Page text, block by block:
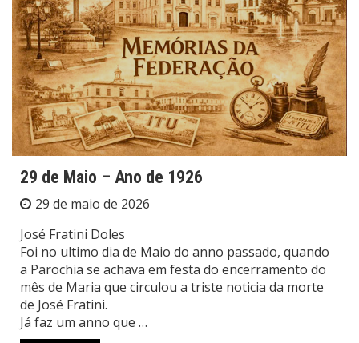
29 de Maio – Ano de 1926
29 de maio de 2026
José Fratini Doles
Foi no ultimo dia de Maio do anno passado, quando
a Parochia se achava em festa do encerramento do
mês de Maria que circulou a triste noticia da morte
de José Fratini.
Já faz um anno que …